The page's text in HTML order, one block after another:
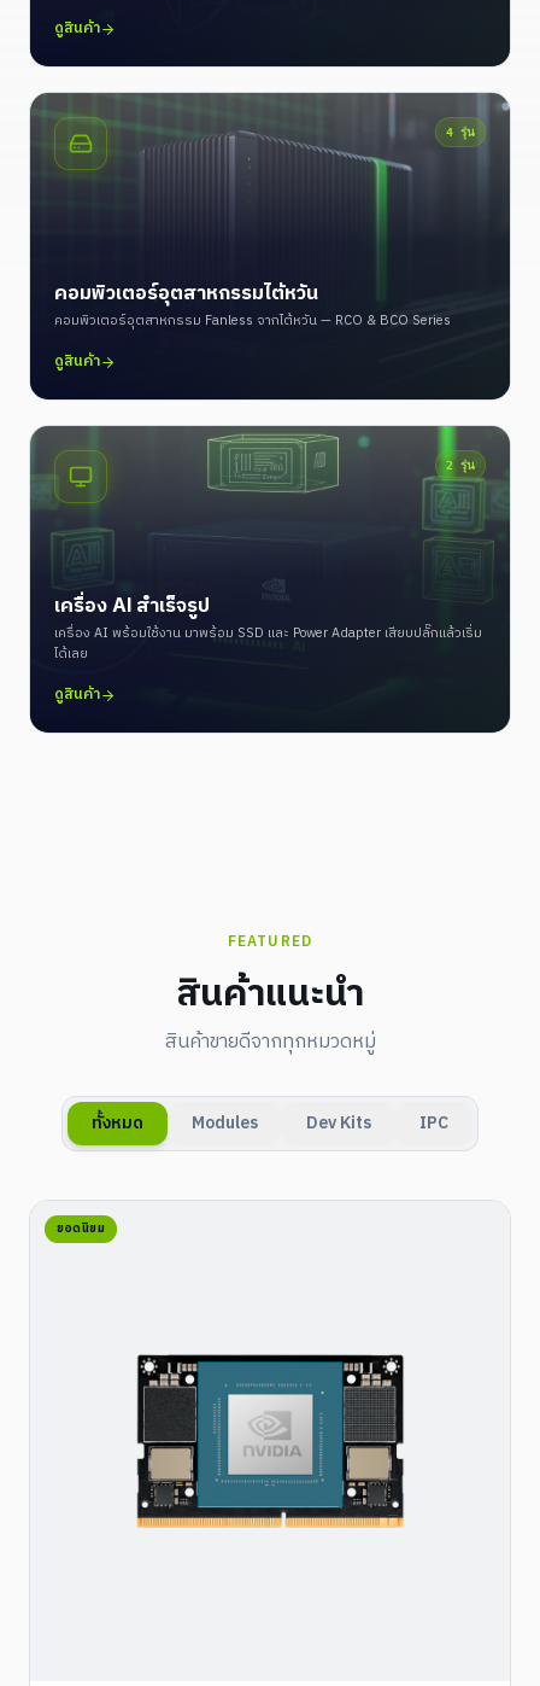
ดูสินค้า
4 รุ่น
คอมพิวเตอร์อุตสาหกรรมไต้หวัน
คอมพิวเตอร์อุตสาหกรรม Fanless จากไต้หวัน — RCO & BCO Series
ดูสินค้า
2 รุ่น
เครื่อง AI สำเร็จรูป
เครื่อง AI พร้อมใช้งาน มาพร้อม SSD และ Power Adapter เสียบปลั๊กแล้วเริ่ม
ได้เลย
ดูสินค้า
FEATURED
สินค้าแนะนำ
สินค้าขายดีจากทุกหมวดหมู่
ทั้งหมด Modules Dev Kits IPC
ยอดนิยม